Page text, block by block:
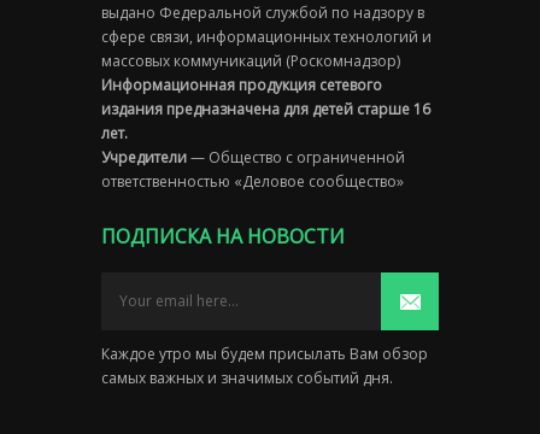
выдано Федеральной службой по надзору в
сфере связи, информационных технологий и
массовых коммуникаций (Роскомнадзор)
Информационная продукция сетевого
издания предназначена для детей старше 16
лет.
Учредители— Общество с ограниченной
ответственностью «Деловое сообщество»
ПОДПИСКА НА НОВОСТИ
Каждое утро мы будем присылать Вам обзор
самых важных и значимых событий дня.